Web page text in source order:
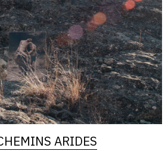
ARIDES